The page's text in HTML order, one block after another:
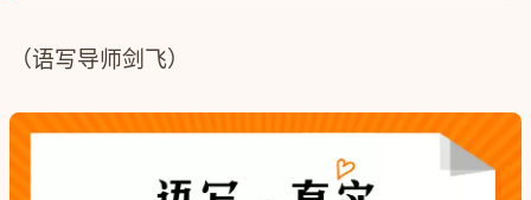
（语写导师剑飞）